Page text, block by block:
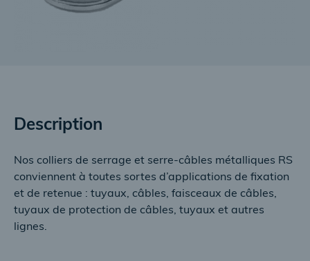
Description
Nos colliers de serrage et serre-câbles métalliques RS
conviennent à toutes sortes d’applications de fixation
et de retenue : tuyaux, câbles, faisceaux de câbles,
tuyaux de protection de câbles, tuyaux et autres
lignes.